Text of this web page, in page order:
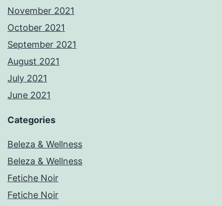
November 2021
October 2021
September 2021
August 2021
July 2021
June 2021
Categories
Beleza & Wellness
Beleza & Wellness
Fetiche Noir
Fetiche Noir